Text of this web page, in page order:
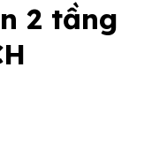
2 tầng